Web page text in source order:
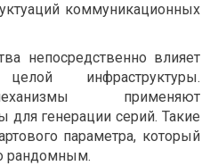
коммуникационных
непосредственно влияет
инфраструктуры.
применяют
для генерации серий. Такие
параметра, который
рандомным.